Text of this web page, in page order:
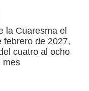
la Cuaresma el
febrero de 2027,
cuatro al ocho
mes